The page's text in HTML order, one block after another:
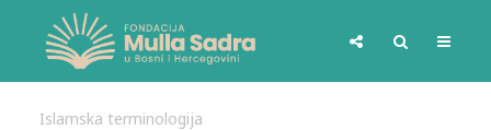
Islamska terminologija